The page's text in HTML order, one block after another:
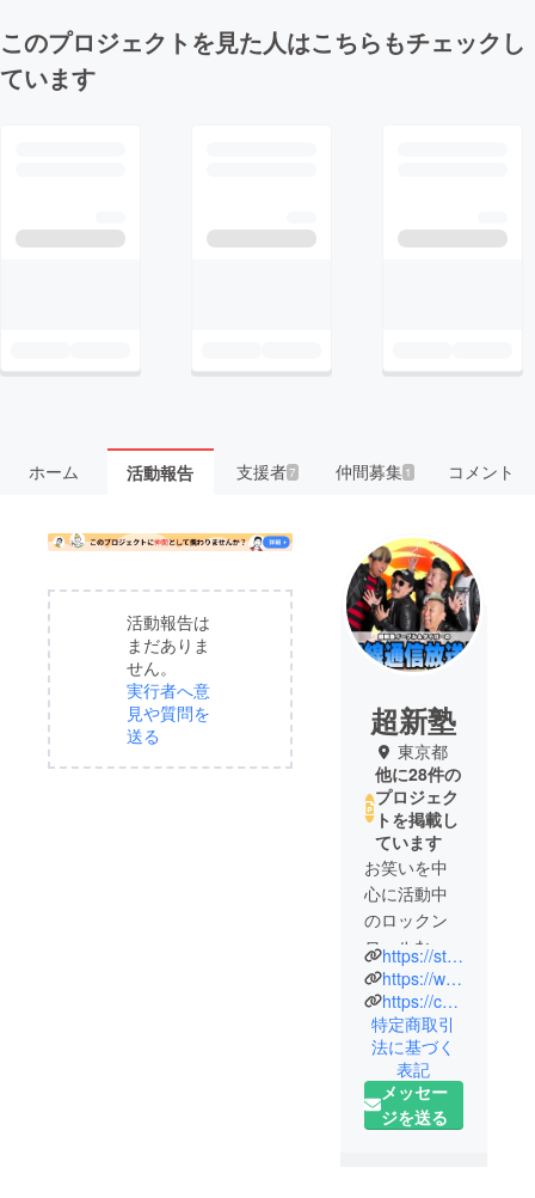
このプロジェクトを見た人はこちらもチェックし
ています
ホーム 活動報告 支援者7 仲間募集 1 コメント
活動報告は
まだありま
せん。
実行者へ意
見や質問を
送る
超新塾
東京都
他に28件の
プロジェク
トを掲載し
ています
お笑いを中
心に活動中
のロックン
ロールな６
人組、超新
塾。
YouTube登
録者数40万
人以上！
現在、メ
https://stand.fm/channels/5fda146c47dfe99c8b83c4c4
https://www.youtube.com/channel/UC8ao3oi5q70KccmjzrRKRYQ
https://choshinjuku.jp
特定商取引
法に基づく
表記
メッセー
ジを送る